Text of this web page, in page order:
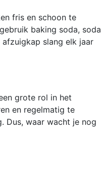
fris en schoon te
baking soda, soda
slang elk jaar
grote rol in het
en regelmatig te
Dus, waar wacht je nog